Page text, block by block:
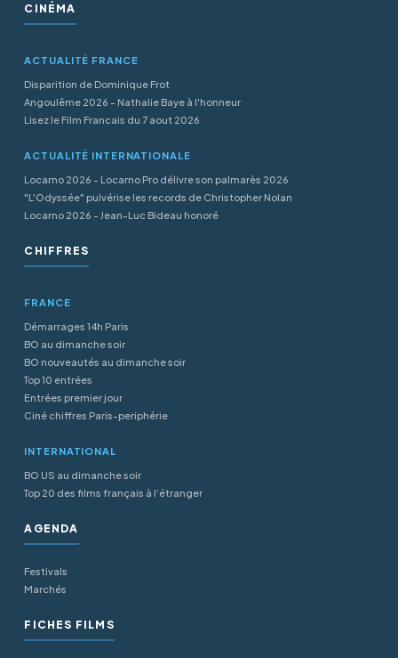
CINÉMA
ACTUALITÉ FRANCE
Disparition de Dominique Frot
Angoulême 2026 - Nathalie Baye à l'honneur
Lisez le Film Francais du 7 aout 2026
ACTUALITÉ INTERNATIONALE
Locarno 2026 - Locarno Pro délivre son palmarès 2026
"L'Odyssée" pulvérise les records de Christopher Nolan
Locarno 2026 - Jean-Luc Bideau honoré
CHIFFRES
FRANCE
Démarrages 14h Paris
BO au dimanche soir
BO nouveautés au dimanche soir
Top 10 entrées
Entrées premier jour
Ciné chiffres Paris-periphérie
INTERNATIONAL
BO US au dimanche soir
Top 20 des films français à l’étranger
AGENDA
Festivals
Marchés
FICHES FILMS